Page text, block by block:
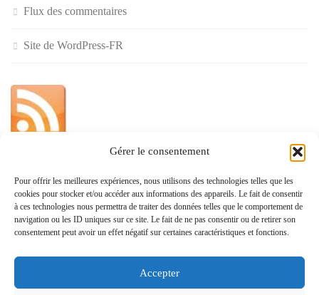
Gérer le consentement
Pour offrir les meilleures expériences, nous utilisons des technologies telles que les
cookies pour stocker et/ou accéder aux informations des appareils. Le fait de consentir
à ces technologies nous permettra de traiter des données telles que le comportement de
navigation ou les ID uniques sur ce site. Le fait de ne pas consentir ou de retirer son
consentement peut avoir un effet négatif sur certaines caractéristiques et fonctions.
Accepter
Flux des commentaires
Site de WordPress-FR
»
Politique de confidentialité